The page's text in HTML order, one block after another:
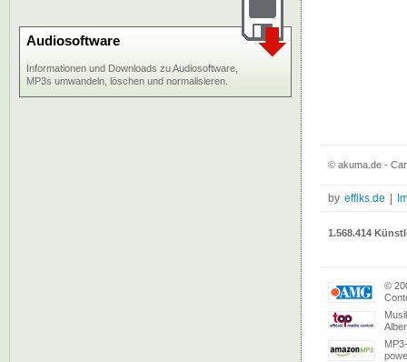
Audiosoftware
Informationen und Downloads zu Audiosoftware,
MP3s umwandeln, löschen und normalisieren.
© akuma.de -
by effiks.de
1.568.414
©